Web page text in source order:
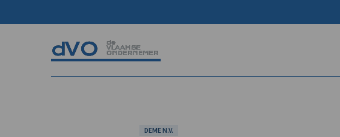
DEME N.V.